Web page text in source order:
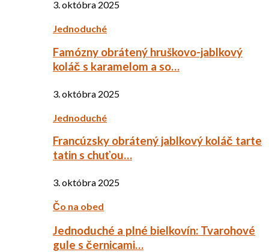
3. októbra 2025
Jednoduché
Famózny obrátený hruškovo-jablkový
koláč s karamelom a so…
3. októbra 2025
Jednoduché
Francúzsky obrátený jablkový koláč tarte
tatin s chuťou…
3. októbra 2025
Čo na obed
Jednoduché a plné bielkovín: Tvarohové
gule s černicami…